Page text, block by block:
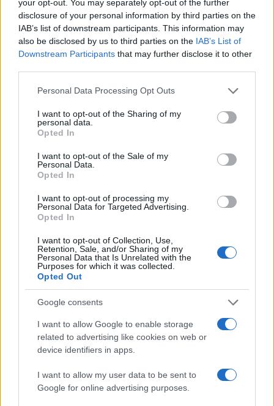
your opt-out. You may separately opt-out of the further
disclosure of your personal information by third parties on the
IAB’s list of downstream participants. This information may
also be disclosed by us to third parties on the IAB’s List of
Downstream Participants that may further disclose it to other
Please note that this website/app uses one or more Google
not limited to your visit or usage behaviour. You may click to
grant or deny consent to Google and its third-party tags to
use your data for below specified purposes in below Google
consent section.
Personal Data Processing Opt Outs
I want to opt-out of the Sharing of my
personal data.
Opted In
I want to opt-out of the Sale of my
Personal Data.
Opted In
I want to opt-out of processing my
Personal Data for Targeted Advertising.
Opted In
I want to opt-out of Collection, Use,
Retention, Sale, and/or Sharing of my
Personal Data that Is Unrelated with the
Purposes for which it was collected.
Opted Out
Google consents
I want to allow Google to enable storage
related to advertising like cookies on web or
device identifiers in apps.
I want to allow my user data to be sent to
Google for online advertising purposes.
Pirotehnika, kamenje in napad na
policista
20 komentarjev
Murašice zapravile veliko priložnost: Romunke do
zmage po neverjetnem razpletu